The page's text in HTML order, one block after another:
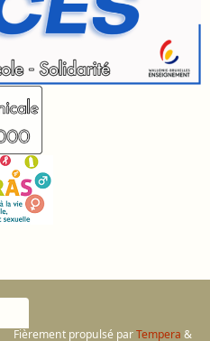
Fièrement propulsé parTempera &